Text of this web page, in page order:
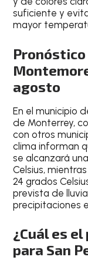
suficiente y
mayor
agosto
En elmunicipio
de Monterrey,
con otros
clima informan
se alcanzará
Celsius,
24 grados
prevista de
precipitaciones
¿Cuál es
para San